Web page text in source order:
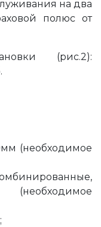
на два
полюс от
(рис.2):
(необходимое